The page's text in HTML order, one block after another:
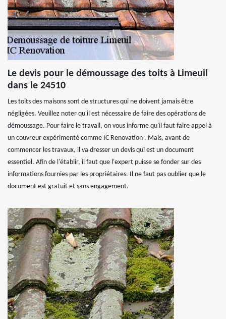
Le devis pour le démoussage des toits à Limeuil
dans le 24510
Les toits des maisons sont de structures qui ne doivent jamais être
négligées. Veuillez noter qu'il est nécessaire de faire des opérations de
démoussage. Pour faire le travail, on vous informe qu'il faut faire appel à
un couvreur expérimenté comme IC Renovation . Mais, avant de
commencer les travaux, il va dresser un devis qui est un document
essentiel. Afin de l'établir, il faut que l'expert puisse se fonder sur des
informations fournies par les propriétaires. Il ne faut pas oublier que le
document est gratuit et sans engagement.